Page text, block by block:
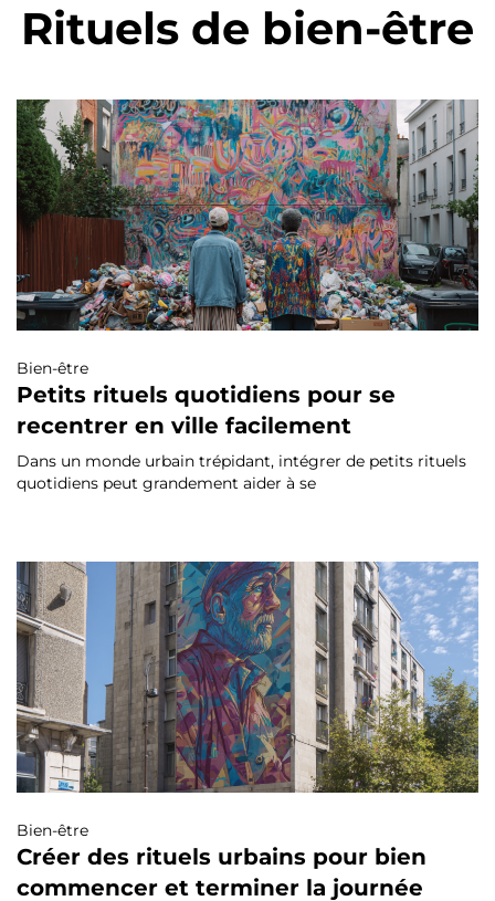
Rituels de bien-être
Bien-être
Petits rituels quotidiens pour se
recentrer en ville facilement
Dans un monde urbain trépidant, intégrer de petits rituels
quotidiens peut grandement aider à se
Bien-être
Créer des rituels urbains pour bien
commencer et terminer la journée